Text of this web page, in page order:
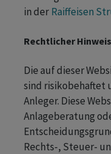
in der Raiffeisen
Rechtlicher Hinweis
Die auf dieser
sind risikobehaftet
Anleger. Diese
Anlageberatung
Rechts-, Steuer-